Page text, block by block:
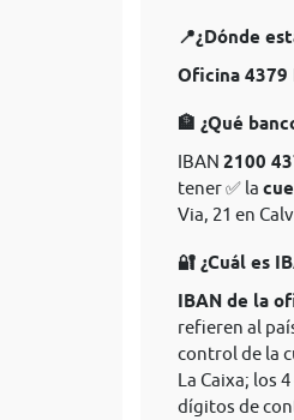
📍¿Dónde
Oficina 4379
🏦 ¿Qué
IBAN 2100
tener ✅ la
Via, 21 en
🔐 ¿Cuál es
IBAN de la
refieren al
control de la
La Caixa; los
dígitos de